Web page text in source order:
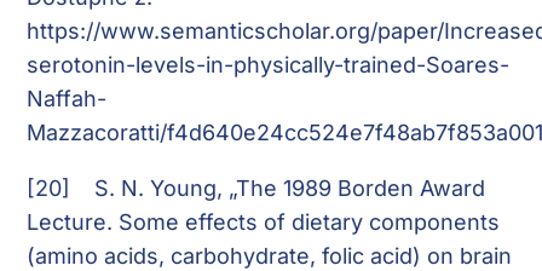
https://www.semanticscholar.org/paper/
serotonin-levels-in-physically-trained-Soares-
Naffah-
Mazzacoratti/
[20] S. N. Young, „The 1989 Borden Award
Lecture. Some effects of dietary components
(amino acids, carbohydrate, folic acid) on brain